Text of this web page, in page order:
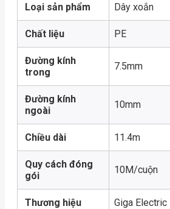
Loại sản phẩm Dây xoắn
Chất liệu PE
Đường kính
trong
7.5mm
Đường kính
ngoài
10mm
Chiều dài 11.4m
Quy cách đóng
gói
10M/cuộn
Thương hiệu Giga Electric